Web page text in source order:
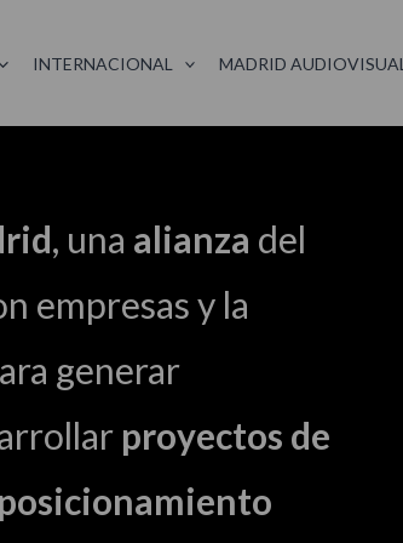
INTERNACIONAL MADRID AUDIOVISUAL
, una alianza del
empresas y la
generar
proyectos de
posicionamiento